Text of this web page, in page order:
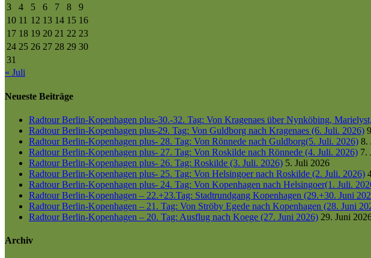
3
4 5 6 7 8
9
10 11 12 13 14 15 16
17 18 19 20 21 22 23
24 25 26 27 28 29 30
31
« Juli
Neueste Beiträge
Radtour Berlin-Kopenhagen plus-30.-32. Tag: Von Kragenaes über Nynköbing,
Radtour Berlin-Kopenhagen plus-29. Tag: Von Guldborg nach Kragenaes (6. Juli. 2026)
Radtour Berlin-Kopenhagen plus- 28. Tag: Von Rönnede nach Guldborg(5. Juli. 2026) 8.
Radtour Berlin-Kopenhagen plus- 27. Tag: Von Roskilde nach Rönnede (4. Juli. 2026) 7.
Radtour Berlin-Kopenhagen plus- 26. Tag: Roskilde (3. Juli. 2026) 5. Juli 2026
Radtour Berlin-Kopenhagen plus- 25. Tag: Von Helsingoer nach Roskilde (2. Juli. 2026)
Radtour Berlin-Kopenhagen plus- 24. Tag: Von Kopenhagen nach Helsingoer(1. Juli.
Radtour Berlin-Kopenhagen – 22.+23.Tag: Stadtrundgang Kopenhagen (29.+30. Juni
Radtour Berlin-Kopenhagen – 21. Tag: Von Ströby Egede nach Kopenhagen (28. Juni
Radtour Berlin-Kopenhagen – 20. Tag: Ausflug nach Koege (27. Juni 2026) 29. Juni
Archiv